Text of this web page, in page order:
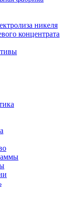
никеля
концентрата